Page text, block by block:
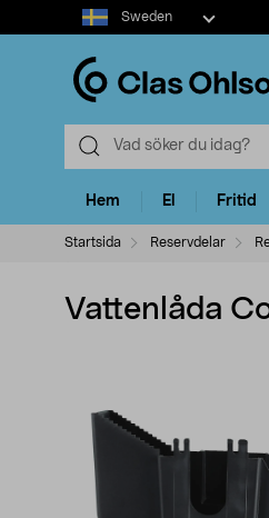
Select
market
Sweden
Hem El Fritid
Startsida Reservdelar
Vattenlåda